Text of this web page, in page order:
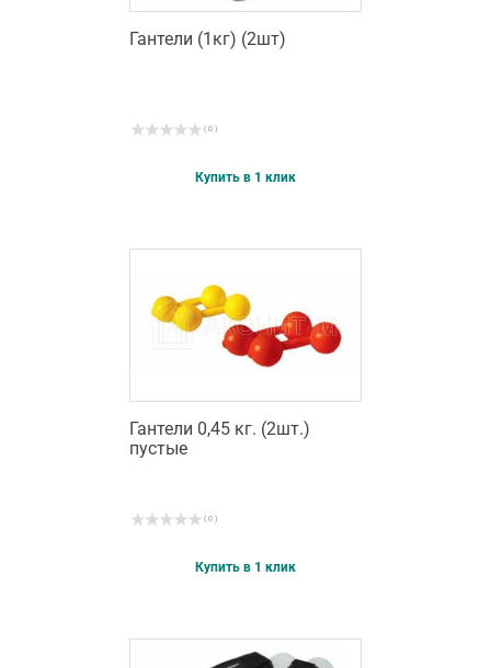
Гантели (1кг) (2шт)
( 0 )
Купить в 1 клик
Гантели 0,45 кг. (2шт.)
пустые
( 0 )
Купить в 1 клик